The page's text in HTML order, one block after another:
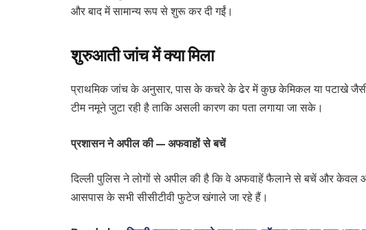
और बाद में सामान्य रूप से शुरू कर दी गईं।
शुरुआती जांच में क्या मिला
प्राथमिक जांच के अनुसार, पास के कचरे के ढेर में कुछ केमिकल या पटाखे
टीम नमूने जुटा रही है ताकि असली कारण का पता लगाया जा सके।
प्रशासन ने अपील की — अफवाहों से बचें
दिल्ली पुलिस ने लोगों से अपील की है कि वे अफवाहें फैलाने से बचें और केवल
आसपास के सभी सीसीटीवी फुटेज खंगाले जा रहे हैं।